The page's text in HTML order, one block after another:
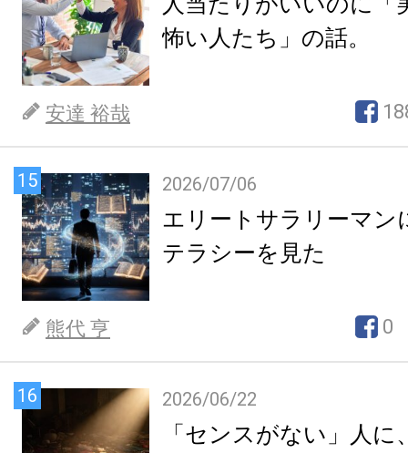
怖い人たち」の話。
安達 裕哉
15 2026/07/06
エリートサラリーマン
テラシーを見た
熊代 亨 0
16 2026/06/22
「センスがない」人